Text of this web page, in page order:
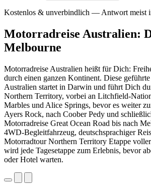
Kostenlos & unverbindlich — Antwort meist
Motorradreise Australien:
Melbourne
Motorradreise Australien heißt für Dich:
durch einen ganzen Kontinent. Diese
Australien startet in Darwin und führt Dich
Northern Territory, vorbei an Litchfield-
Marbles und Alice Springs, bevor es weiter
Ayers Rock, nach Coober Pedy und
Motorradreise Great Ocean Road bis nach
4WD-Begleitfahrzeug, deutschsprachiger
Motorradtour Northern Territory Etappe
wird jede Tagesetappe zum Erlebnis, bevor
oder Hotel warten.